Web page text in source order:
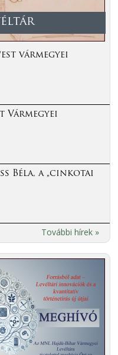
vármegyei
Vármegyei
Béla, a „cinkotai
További hírek »